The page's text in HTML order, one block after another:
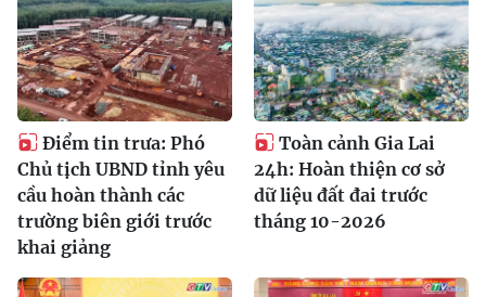
Điểm tin trưa: Phó
Chủ tịch UBND tỉnh yêu
cầu hoàn thành các
trường biên giới trước
khai giảng
Toàn cảnh Gia Lai
24h: Hoàn thiện cơ sở
dữ liệu đất đai trước
tháng 10-2026